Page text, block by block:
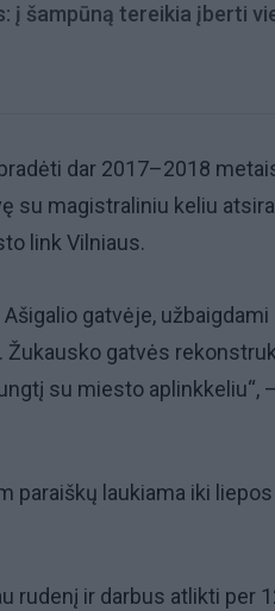
į šampūną tereikia įberti
dar 2017–2018
su magistraliniu keliu
link Vilniaus.
gatvėje, užbaigdami
gatvės
su miesto aplinkkeliu“,
paraiškų laukiama iki
rudenį ir darbus atlikti per